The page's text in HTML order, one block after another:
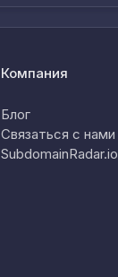
Компания
Блог
Связаться с нами
SubdomainRadar.io